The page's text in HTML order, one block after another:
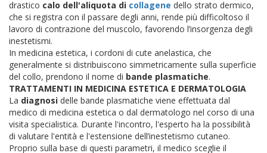
drastico calo dell'aliquota di collagene dello strato dermico,
che si registra con il passare degli anni, rende più difficoltoso il
lavoro di contrazione del muscolo, favorendo l’insorgenza degli
inestetismi.
In medicina estetica, i cordoni di cute anelastica, che
generalmente si distribuiscono simmetricamente sulla superficie
del collo, prendono il nome di bande plasmatiche.
TRATTAMENTI IN MEDICINA ESTETICA E DERMATOLOGIA
La diagnosi delle bande plasmatiche viene effettuata dal
medico di medicina estetica o dal dermatologo nel corso di una
visita specialistica. Durante l'incontro, l'esperto ha la possibilità
di valutare l'entità e l'estensione dell’inestetismo cutaneo.
Proprio sulla base di questi parametri, il medico sceglie il